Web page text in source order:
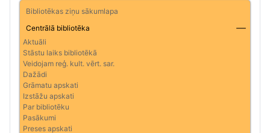
Bibliotēkas ziņu sākumlapa
Centrālā bibliotēka
Aktuāli
Stāstu laiks bibliotēkā
Veidojam reģ. kult. vērt. sar.
Dažādi
Grāmatu apskati
Izstāžu apskati
Par bibliotēku
Pasākumi
Preses apskati